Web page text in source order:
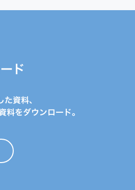
ド
資料、
をダウンロード。